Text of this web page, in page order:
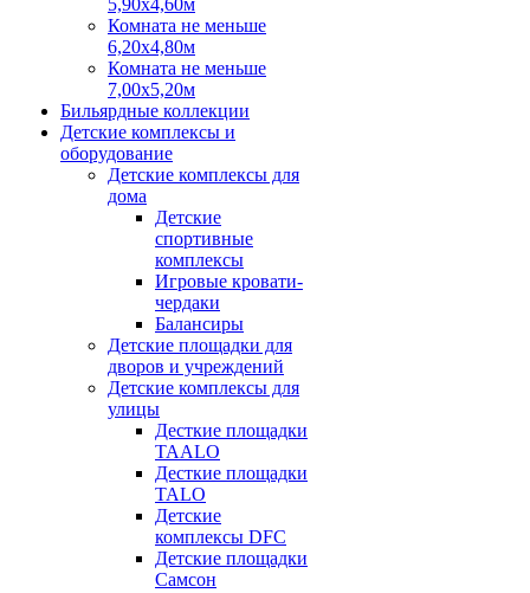
5,90х4,60м
Комната не меньше
6,20х4,80м
Комната не меньше
7,00х5,20м
Бильярдные коллекции
Детские комплексы и
оборудование
Детские комплексы для
дома
Детские
спортивные
комплексы
Игровые кровати-
чердаки
Балансиры
Детские площадки для
дворов и учреждений
Детские комплексы для
улицы
Десткие площадки
TAALO
Десткие площадки
TALO
Детские
комплексы DFC
Детские площадки
Самсон